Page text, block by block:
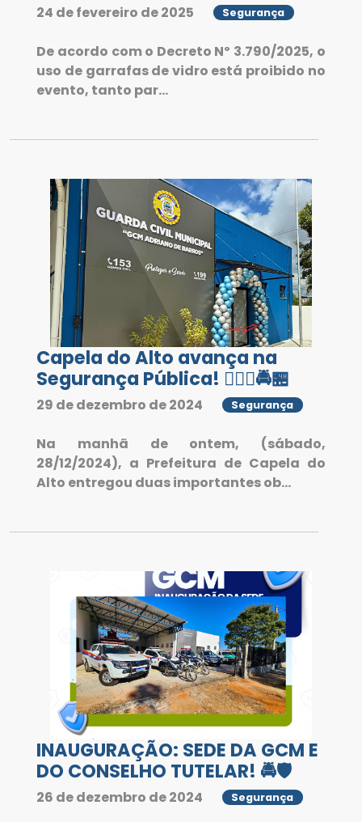
24 de fevereiro de 2025 Segurança
De acordo com o Decreto Nº 3.790/2025, o
uso de garrafas de vidro está proibido no
evento, tanto par...
Capela do Alto avança na
Segurança Pública! 👮🏻‍♂️🚔🏪
29 de dezembro de 2024 Segurança
Na manhã de ontem, (sábado,
28/12/2024), a Prefeitura de Capela do
Alto entregou duas importantes ob...
INAUGURAÇÃO: SEDE DA GCM E
DO CONSELHO TUTELAR! 🚔🛡️
26 de dezembro de 2024 Segurança